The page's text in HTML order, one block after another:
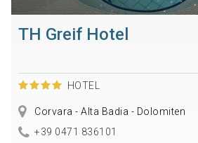
TH Greif Hotel
HOTEL
Corvara - Alta Badia - Dolomiten
+39 0471 836101